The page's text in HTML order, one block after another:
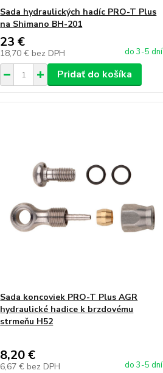
Sada hydraulických hadíc PRO-T Plus
na Shimano BH-201
23 €
18,70 € bez DPH do 3-5 dní
Pridať do košíka
Sada koncoviek PRO-T Plus AGR
hydraulické hadice k brzdovému
strmeňu H52
8,20 €
6,67 € bez DPH do 3-5 dní